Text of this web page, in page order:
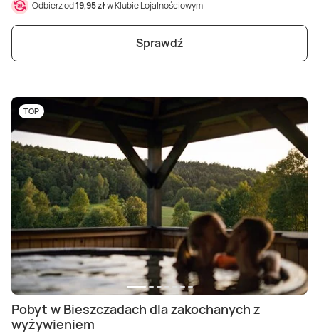
Odbierz od19,95 złw Klubie Lojalnościowym
Sprawdź
TOP
Pobyt w Bieszczadach dla zakochanych z
wyżywieniem